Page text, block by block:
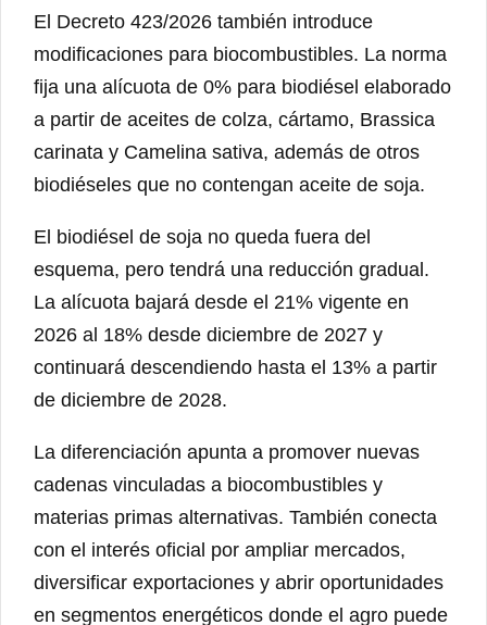
El Decreto 423/2026 también introduce
modificaciones para biocombustibles. La norma
fija una alícuota de 0% para biodiésel elaborado
a partir de aceites de colza, cártamo, Brassica
carinata y Camelina sativa, además de otros
biodiéseles que no contengan aceite de soja.
El biodiésel de soja no queda fuera del
esquema, pero tendrá una reducción gradual.
La alícuota bajará desde el 21% vigente en
2026 al 18% desde diciembre de 2027 y
continuará descendiendo hasta el 13% a partir
de diciembre de 2028.
La diferenciación apunta a promover nuevas
cadenas vinculadas a biocombustibles y
materias primas alternativas. También conecta
con el interés oficial por ampliar mercados,
diversificar exportaciones y abrir oportunidades
en segmentos energéticos donde el agro puede